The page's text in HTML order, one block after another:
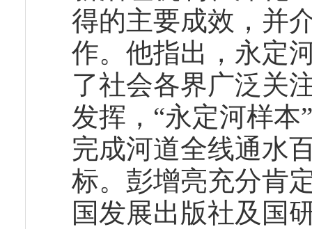
得的主要成效，并
作。他指出，永定
了社会各界广泛关
发挥，“永定河样本
完成河道全线通水
标。彭增亮充分肯
国发展出版社及国